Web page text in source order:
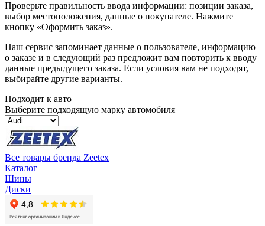
Проверьте правильность ввода информации: позиции заказа,
выбор местоположения, данные о покупателе. Нажмите
кнопку «Оформить заказ».
Наш сервис запоминает данные о пользователе, информацию
о заказе и в следующий раз предложит вам повторить к вводу
данные предыдущего заказа. Если условия вам не подходят,
выбирайте другие варианты.
Подходит к авто
Выберите подходящую марку автомобиля
Все товары бренда Zeetex
Каталог
Шины
Диски